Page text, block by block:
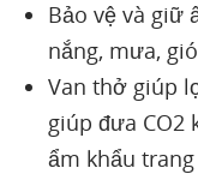
Bảo vệ và giữ
nắng, mưa,
Van thở giúp
giúp đưa CO2
ẩm khẩu